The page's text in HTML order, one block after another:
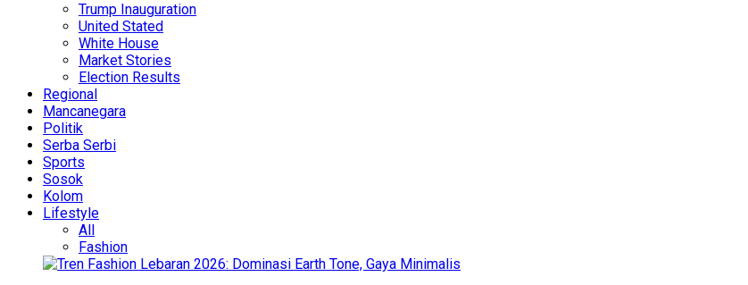
Trump Inauguration
United Stated
White House
Market Stories
Election Results
Regional
Mancanegara
Politik
Serba Serbi
Sports
Sosok
Kolom
Lifestyle
All
Fashion